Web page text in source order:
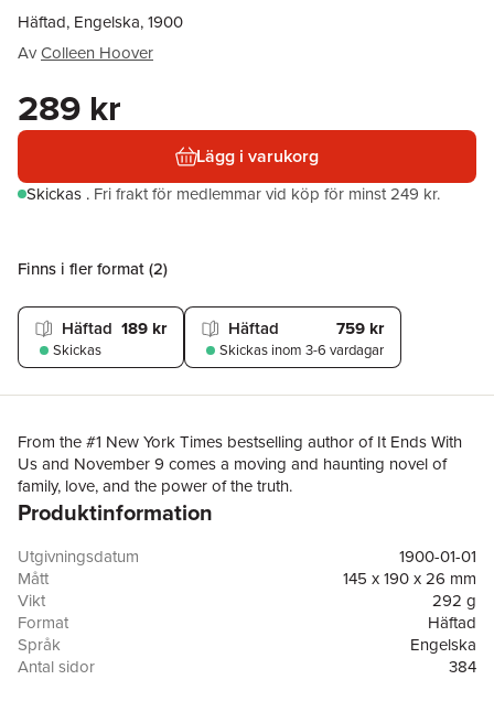
Häftad, Engelska, 1900
AvColleen Hoover
289 kr
Lägg i varukorg
Skickas . Fri frakt för medlemmar vid köp för minst 249 kr.
Finns i fler format (2)
Häftad 189 kr
Skickas
Häftad 759 kr
Skickas inom 3-6 vardagar
From the #1 New York Times bestselling author of It Ends With
Us and November 9 comes a moving and haunting novel of
family, love, and the power of the truth.
Produktinformation
Utgivningsdatum
1900-01-01
Mått
145 x 190 x 26 mm
Vikt
292 g
Format
Häftad
Språk
Engelska
Antal sidor
384